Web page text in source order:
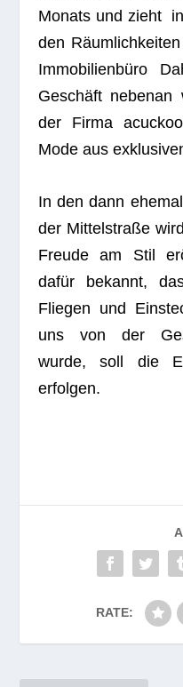
Monats und zieht
den
Immo­bi­li­en­büro
Geschäft
der Firma
Mode aus
In den dann
der Mit­tel­straße
Freude am Stil
dafür bekannt,
Flie­gen und
uns von der
wurde, soll die
erfolgen.
RATE: